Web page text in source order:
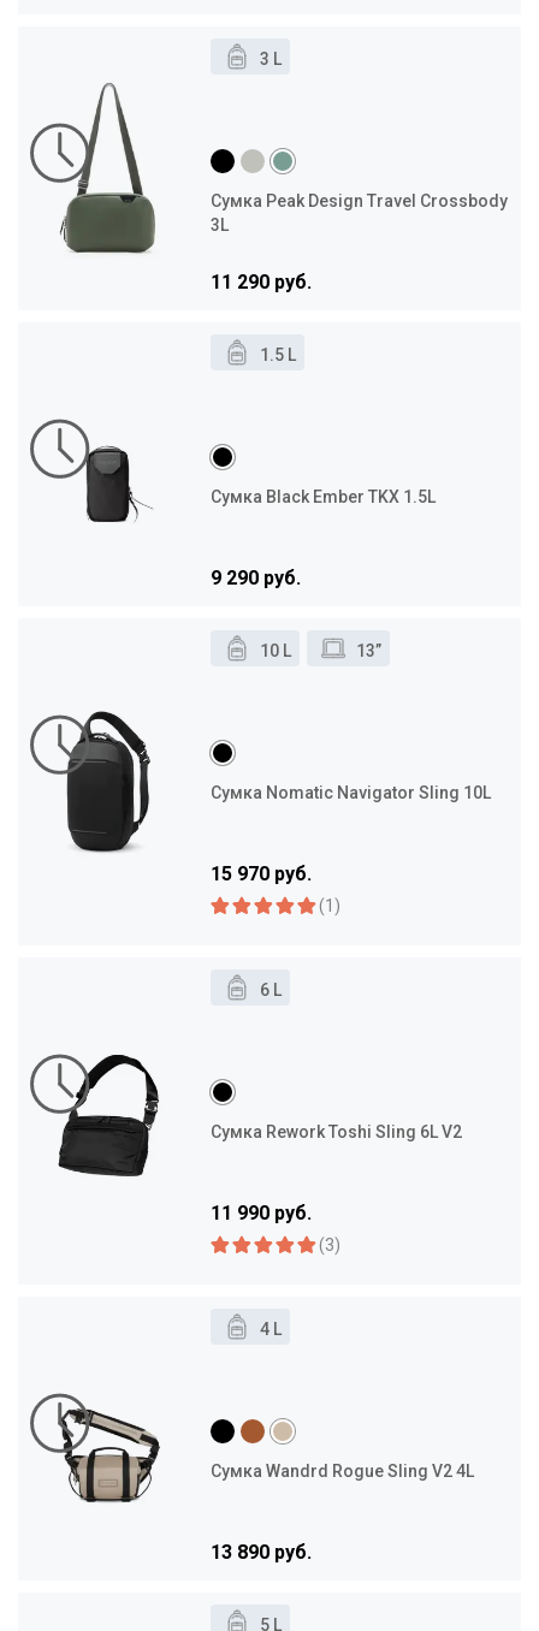
3 L
Сумка Peak Design Travel Crossbody
3L
11 290 руб.
1.5 L
Сумка Black Ember TKX 1.5L
9 290 руб.
10 L 13”
Сумка Nomatic Navigator Sling 10L
15 970 руб.
(1)
6 L
Сумка Rework Toshi Sling 6L V2
11 990 руб.
(3)
4 L
Сумка Wandrd Rogue Sling V2 4L
13 890 руб.
5 L